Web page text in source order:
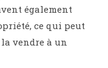
également
ce qui peut
vendre à un